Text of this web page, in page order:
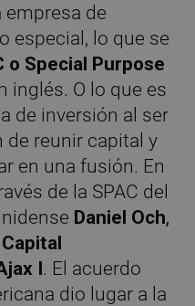
empresa de
especial, lo que se
o Special Purpose
inglés. O lo que es
de inversión al ser
de reunir capital y
en una fusión. En
de la SPAC del
Daniel Och,
I. El acuerdo
dio lugar a la